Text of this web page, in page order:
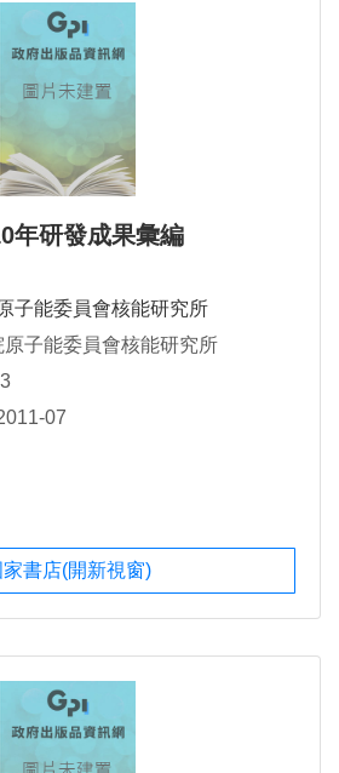
年研發成果彙編
子能委員會核能研究所
子能委員會核能研究所
07
家書店(開新視窗)